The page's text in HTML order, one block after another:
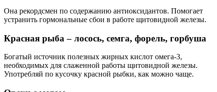
Она рекордсмен по содержанию антиоксидантов. Помогает
устранить гормональные сбои в работе щитовидной железы.
Красная рыба – лосось, семга, форель, горбуша
Богатый источник полезных жирных кислот омега-3,
необходимых для слаженной работы щитовидной железы.
Употребляй по кусочку красной рыбки, как можно чаще.